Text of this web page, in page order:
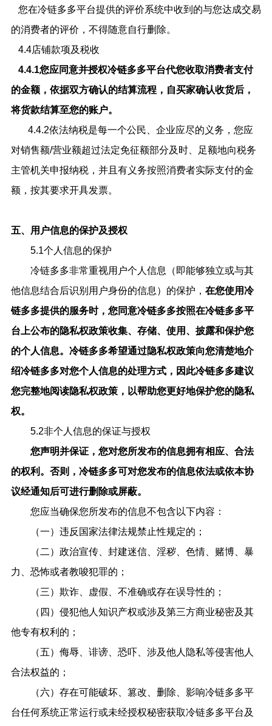
您在冷链多多平台提供的评价系统中收到的与您达成交易
的消费者的评价，不得随意自行删除。
4.4店铺款项及税收
4.4.1您应同意并授权冷链多多平台代您收取消费者支付
的金额，依据双方确认的结算流程，自买家确认收货后，
将货款结算至您的账户。
4.4.2依法纳税是每一个公民、企业应尽的义务，您应
对销售额/营业额超过法定免征额部分及时、足额地向税务
主管机关申报纳税，并且有义务按照消费者实际支付的金
额，按其要求开具发票。
五、用户信息的保护及授权
5.1个人信息的保护
冷链多多非常重视用户个人信息（即能够独立或与其
他信息结合后识别用户身份的信息）的保护， 在您使用冷
链多多提供的服务时，您同意冷链多多按照在冷链多多平
台上公布的隐私权政策收集、存储、使用、披露和保护您
的个人信息。 冷链多多希望通过隐私权政策向您清楚地介
绍冷链多多对您个人信息的处理方式，因此冷链多多建议
您完整地阅读隐私权政策，以帮助您更好地保护您的隐私
权。
5.2非个人信息的保证与授权
您声明并保证，您对您所发布的信息拥有相应、合法
的权利。否则， 冷链多多可对您发布的信息依法或依本协
议经通知后可进行删除或屏蔽。
您应当确保您所发布的信息不包含以下内容：
（一）违反国家法律法规禁止性规定的；
（二）政治宣传、封建迷信、淫秽、色情、赌博、暴
力、恐怖或者教唆犯罪的；
（三）欺诈、虚假、不准确或存在误导性的；
（四）侵犯他人知识产权或涉及第三方商业秘密及其
他专有权利的；
（五）侮辱、诽谤、恐吓、涉及他人隐私等侵害他人
合法权益的；
（六）存在可能破坏、篡改、删除、影响冷链多多平
台任何系统正常运行或未经授权秘密获取冷链多多平台及